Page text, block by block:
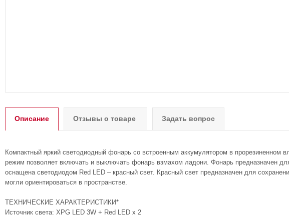
Описание Отзывы о товаре Задать вопрос
Компактный яркий светодиодный фонарь со встроенным аккумулятором в
режим позволяет включать и выключать фонарь взмахом ладони. Фонарь предназначен
оснащена светодиодом Red LED – красный свет. Красный свет предназначен для
могли ориентироваться в пространстве.
ТЕХНИЧЕСКИЕ ХАРАКТЕРИСТИКИ*
Источник света: XPG LED 3W + Red LED х 2